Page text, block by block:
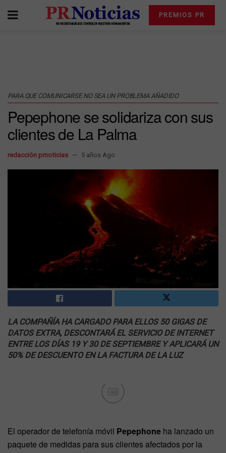
PREMIOS PR
PARA QUE COMUNICARSE NO SEA UN PROBLEMA AÑADIDO
Pepephone se solidariza con sus
clientes de La Palma
redacción prnoticias 5 años Ago
LA COMPAÑÍA HA CARGADO PARA ELLOS 50 GIGAS DE
DATOS EXTRA, DESCONTARÁ EL SERVICIO DE INTERNET
ENTRE LOS DÍAS 19 Y 30 DE SEPTIEMBRE Y APLICARÁ UN
50% DE DESCUENTO EN LA FACTURA DE LA LUZ
Ad
El operador de telefonía móvil Pepephone ha lanzado un
paquete de medidas para sus clientes afectados por la